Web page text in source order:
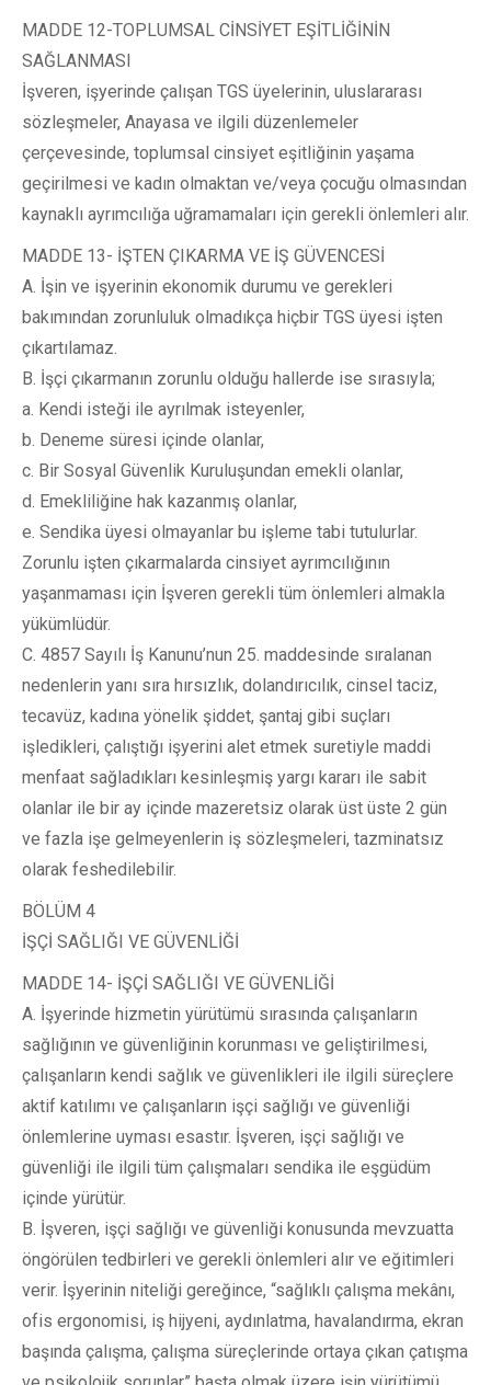
MADDE 12-TOPLUMSAL CİNSİYET EŞİTLİĞİNİN
SAĞLANMASI
İşveren, işyerinde çalışan TGS üyelerinin, uluslararası
sözleşmeler, Anayasa ve ilgili düzenlemeler
çerçevesinde, toplumsal cinsiyet eşitliğinin yaşama
geçirilmesi ve kadın olmaktan ve/veya çocuğu olmasından
kaynaklı ayrımcılığa uğramamaları için gerekli önlemleri alır.
MADDE 13- İŞTEN ÇIKARMA VE İŞ GÜVENCESİ
A. İşin ve işyerinin ekonomik durumu ve gerekleri
bakımından zorunluluk olmadıkça hiçbir TGS üyesi işten
çıkartılamaz.
B. İşçi çıkarmanın zorunlu olduğu hallerde ise sırasıyla;
a. Kendi isteği ile ayrılmak isteyenler,
b. Deneme süresi içinde olanlar,
c. Bir Sosyal Güvenlik Kuruluşundan emekli olanlar,
d. Emekliliğine hak kazanmış olanlar,
e. Sendika üyesi olmayanlar bu işleme tabi tutulurlar.
Zorunlu işten çıkarmalarda cinsiyet ayrımcılığının
yaşanmaması için İşveren gerekli tüm önlemleri almakla
yükümlüdür.
C. 4857 Sayılı İş Kanunu’nun 25. maddesinde sıralanan
nedenlerin yanı sıra hırsızlık, dolandırıcılık, cinsel taciz,
tecavüz, kadına yönelik şiddet, şantaj gibi suçları
işledikleri, çalıştığı işyerini alet etmek suretiyle maddi
menfaat sağladıkları kesinleşmiş yargı kararı ile sabit
olanlar ile bir ay içinde mazeretsiz olarak üst üste 2 gün
ve fazla işe gelmeyenlerin iş sözleşmeleri, tazminatsız
olarak feshedilebilir.
BÖLÜM 4
İŞÇİ SAĞLIĞI VE GÜVENLİĞİ
MADDE 14- İŞÇİ SAĞLIĞI VE GÜVENLİĞİ
A. İşyerinde hizmetin yürütümü sırasında çalışanların
sağlığının ve güvenliğinin korunması ve geliştirilmesi,
çalışanların kendi sağlık ve güvenlikleri ile ilgili süreçlere
aktif katılımı ve çalışanların işçi sağlığı ve güvenliği
önlemlerine uyması esastır. İşveren, işçi sağlığı ve
güvenliği ile ilgili tüm çalışmaları sendika ile eşgüdüm
içinde yürütür.
B. İşveren, işçi sağlığı ve güvenliği konusunda mevzuatta
öngörülen tedbirleri ve gerekli önlemleri alır ve eğitimleri
verir. İşyerinin niteliği gereğince, “sağlıklı çalışma mekânı,
ofis ergonomisi, iş hijyeni, aydınlatma, havalandırma, ekran
başında çalışma, çalışma süreçlerinde ortaya çıkan çatışma